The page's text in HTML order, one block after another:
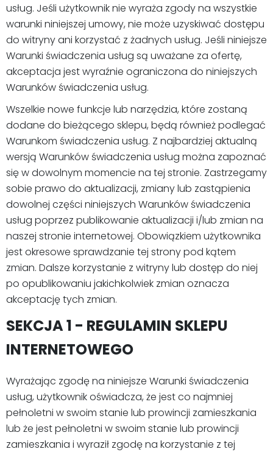
usług. Jeśli użytkownik nie wyraża zgody na wszystkie
warunki niniejszej umowy, nie może uzyskiwać dostępu
do witryny ani korzystać z żadnych usług. Jeśli niniejsze
Warunki świadczenia usług są uważane za ofertę,
akceptacja jest wyraźnie ograniczona do niniejszych
Warunków świadczenia usług.
Wszelkie nowe funkcje lub narzędzia, które zostaną
dodane do bieżącego sklepu, będą również podlegać
Warunkom świadczenia usług. Z najbardziej aktualną
wersją Warunków świadczenia usług można zapoznać
się w dowolnym momencie na tej stronie. Zastrzegamy
sobie prawo do aktualizacji, zmiany lub zastąpienia
dowolnej części niniejszych Warunków świadczenia
usług poprzez publikowanie aktualizacji i/lub zmian na
naszej stronie internetowej. Obowiązkiem użytkownika
jest okresowe sprawdzanie tej strony pod kątem
zmian. Dalsze korzystanie z witryny lub dostęp do niej
po opublikowaniu jakichkolwiek zmian oznacza
akceptację tych zmian.
SEKCJA 1 - REGULAMIN SKLEPU
INTERNETOWEGO
Wyrażając zgodę na niniejsze Warunki świadczenia
usług, użytkownik oświadcza, że jest co najmniej
pełnoletni w swoim stanie lub prowincji zamieszkania
lub że jest pełnoletni w swoim stanie lub prowincji
zamieszkania i wyraził zgodę na korzystanie z tej